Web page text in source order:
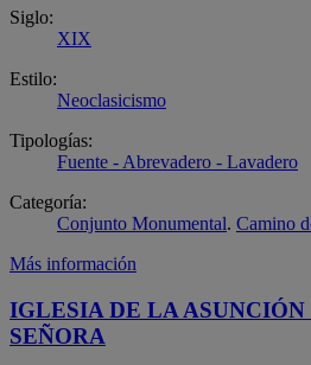
Siglo:
XIX
Estilo:
Neoclasicismo
Tipologías:
Fuente - Abrevadero - Lavadero
Categoría:
Conjunto Monumental. Camino
Más información
IGLESIA DE LA ASUNCIÓN
SEÑORA